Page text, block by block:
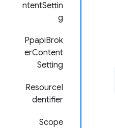
ntentSettin
g
PpapiBrok
erContent
Setting
ResourceI
dentifier
Scope